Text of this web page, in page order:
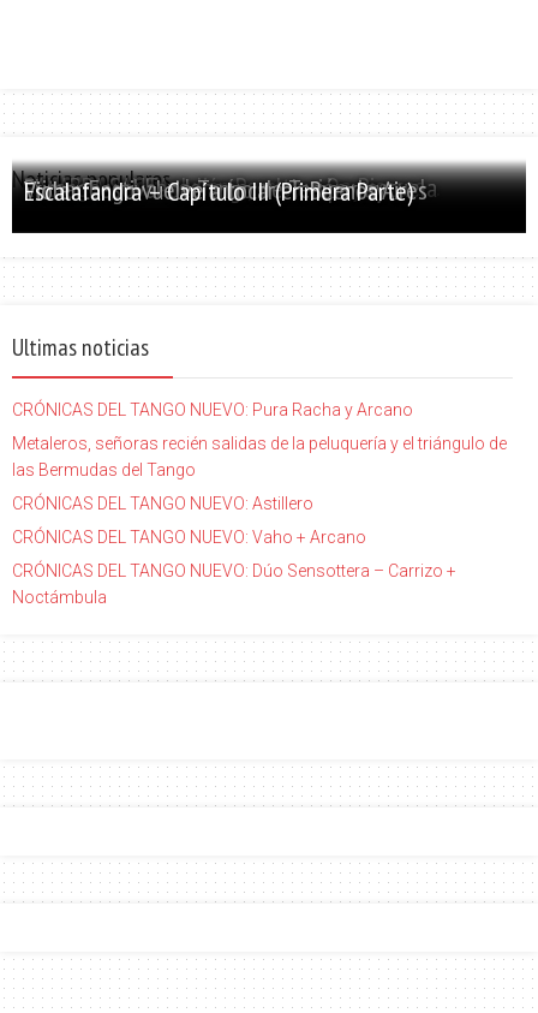
Noticias populares
PALABRA SANTA: Julián Peralta – De Picasso...
El tango y el bandoneón, evolución y escuela
Primer Festival de Tango de Temperley
Violentango vuelve a tocar en Buenos Aires
Escalafandra – Capítulo III (Primera Parte)
Ultimas noticias
CRÓNICAS DEL TANGO NUEVO: Pura Racha y Arcano
Metaleros, señoras recién salidas de la peluquería y el triángulo de
las Bermudas del Tango
CRÓNICAS DEL TANGO NUEVO: Astillero
CRÓNICAS DEL TANGO NUEVO: Vaho + Arcano
CRÓNICAS DEL TANGO NUEVO: Dúo Sensottera – Carrizo +
Noctámbula